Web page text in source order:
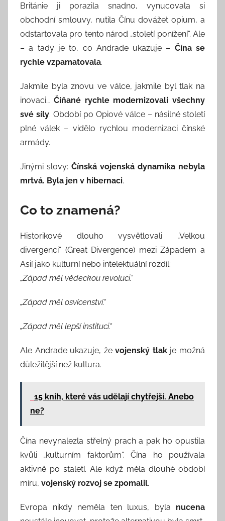
Británie ji porazila snadno, vynucovala si
obchodní smlouvy, nutila Čínu dovážet opium, a
odstartovala pro tento národ „století ponížení“. Ale
– a tady je to, co Andrade ukazuje – Čína se
rychle vzpamatovala.
Jakmile byla znovu ve válce, jakmile byl tlak na
inovaci… Číňané rychle modernizovali všechny
své síly. Období po Opiové válce – násilné století
plné válek – vidělo rychlou modernizaci čínské
armády.
Jinými slovy: Čínská vojenská dynamika nebyla
mrtvá. Byla jen v hibernaci.
Co to znamená?
Historikové dlouho vysvětlovali „Velkou
divergenci“ (Great Divergence) mezi Západem a
Asií jako kulturní nebo intelektuální rozdíl:
„Západ měl vědeckou revoluci.“
„Západ měl osvícenství.“
„Západ měl lepší instituci.“
Ale Andrade ukazuje, ževojenský tlakje možná
důležitější než kultura.
15 knih, které vás udělají chytřejší. Anebo
ne?
Čína nevynalezla střelný prach a pak ho opustila
kvůli „kulturním faktorům“. Čína ho používala
aktivně po staletí. Ale když měla dlouhé období
míru, vojenský rozvoj se zpomalil.
Evropa nikdy neměla ten luxus, byla nucena